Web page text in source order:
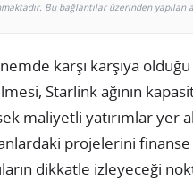
Bu bağlantılar üzerinden yapılan
karşı karşıya
Starlink ağının
maliyetli yatırımlar yer
projelerini
dikkatle izleyeceği